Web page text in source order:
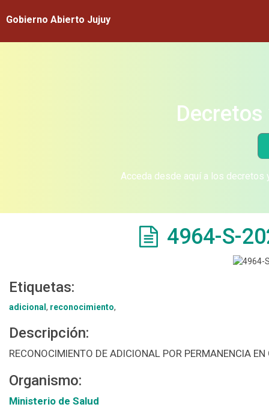
Gobierno Abierto Jujuy
Acceda desde aquí a los
4964-S-
Etiquetas:
adicional , reconocimiento,
Descripción:
RECONOCIMIENTO DE ADICIONAL POR PERMANENCIA EN
Organismo:
Ministerio de Salud